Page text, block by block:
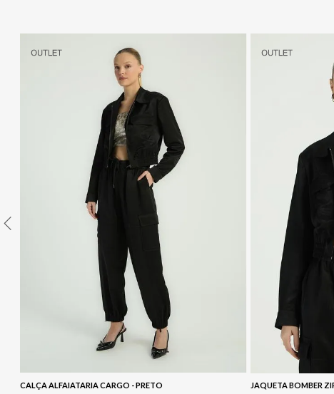
CALÇA JEANS
COLETE
CALÇA ALFAIATARIA CARGO - PRETO
JAQUETA BOMBER